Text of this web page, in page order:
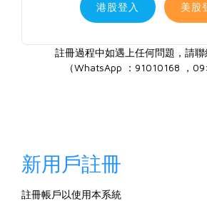
港股登入 美股
註冊過程中如遇上任何問題，請聯
（WhatsApp ：91010168 ，
新用戶註冊
註冊帳戶以使用本系統